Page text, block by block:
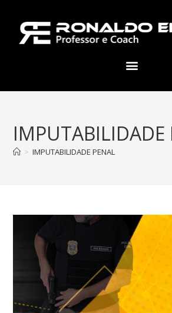
IMPUTABILIDADE
> IMPUTABILIDADE PENAL